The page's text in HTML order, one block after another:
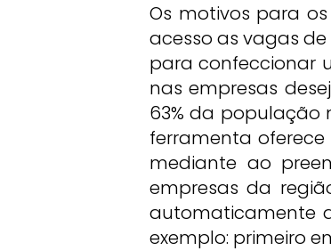
Os motivos para
acesso as vagas
para confeccionar
nas empresas
63% da população
ferramenta
mediante ao
empresas da
automaticamente
exemplo: primeiro